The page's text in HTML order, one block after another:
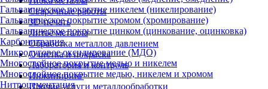
Гальваническое покрытие никелем (никелирование)
Гальваническое покрытие хромом (хромирование)
Гальваническое покрытие цинком (цинкование, оцинковка)
Карбонитрация
Микродуговое оксидирование (МДО)
Многослойное покрытие медью и никелем
Многослойное покрытие медью, никелем и хромом
Нитроцементация
Сварочные работы
3D-печать
Литьё металла
Обработка металлов давлением
Очистка и покраска
Лаборатория и контроль
Инжиниринг
Прочие услуги металлообработки